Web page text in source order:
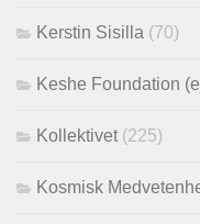
Kerstin Sisilla (70)
Keshe Foundation
Kollektivet (225)
Kosmisk